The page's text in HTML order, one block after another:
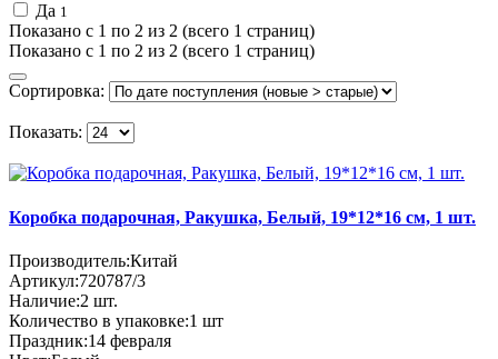
Да 1
Показано с 1 по 2 из 2 (всего 1 страниц)
Показано с 1 по 2 из 2 (всего 1 страниц)
Сортировка:
Показать:
Коробка подарочная, Ракушка, Белый, 19*12*16 см, 1 шт.
Производитель:Китай
Артикул:720787/3
Наличие:2 шт.
Количество в упаковке:1 шт
Праздник:14 февраля